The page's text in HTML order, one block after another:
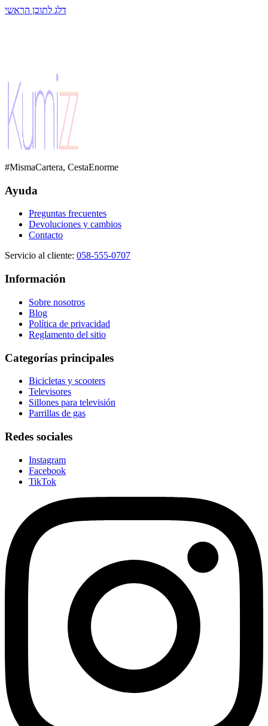
דלג לתוכן הראשי
#MismaCartera, CestaEnorme
Ayuda
Preguntas frecuentes
Devoluciones y cambios
Contacto
Servicio al cliente: 058-555-0707
Información
Sobre nosotros
Blog
Política de privacidad
Reglamento del sitio
Categorías principales
Bicicletas y scooters
Televisores
Sillones para televisión
Parrillas de gas
Redes sociales
Instagram
Facebook
TikTok